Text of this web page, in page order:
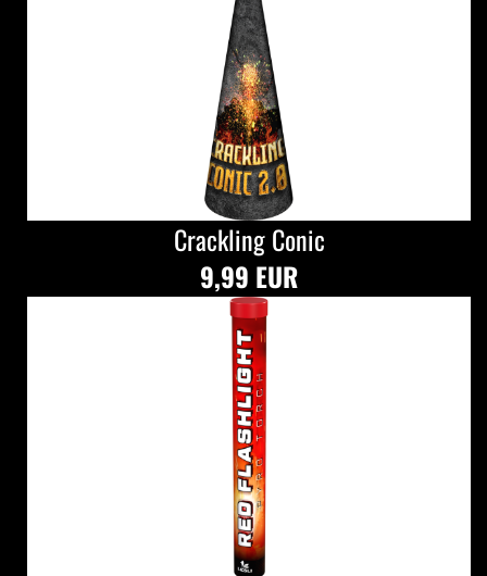
Crackling Conic
9,99 EUR